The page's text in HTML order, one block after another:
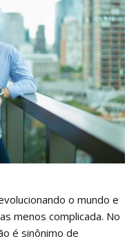
o mundo e
menos complicada. No
é sinônimo de